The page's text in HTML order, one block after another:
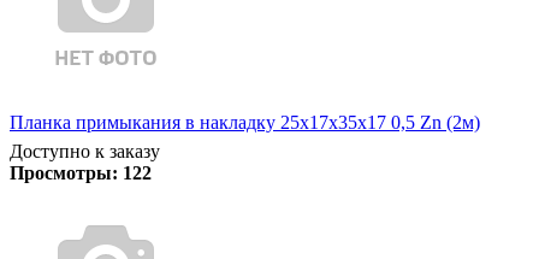
Планка примыкания в накладку 25х17х35х17 0,5 Zn (2м)
Доступно к заказу
Просмотры: 122